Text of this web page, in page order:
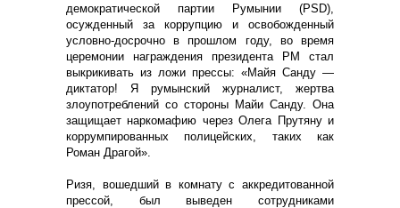
демократической партии Румынии (PSD),
осужденный за коррупцию и освобожденный
условно-досрочно в прошлом году, во время
церемонии награждения президента РМ стал
выкрикивать из ложи прессы: «Майя Санду —
диктатор! Я румынский журналист, жертва
злоупотреблений со стороны Майи Санду. Она
защищает наркомафию через Олега Прутяну и
коррумпированных полицейских, таких как
Роман Драгой».
Ризя, вошедший в комнату с аккредитованной
прессой, был выведен сотрудниками